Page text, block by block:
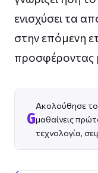
ενισχύσει τα
στην επόμενη
προσφέροντας
G
Ακολούθησε το
μαθαίνεις
τεχνολογία,